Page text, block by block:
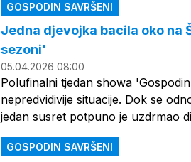
GOSPODIN SAVRŠENI
Jedna djevojka bacila oko na
sezoni'
05.04.2026 08:00
Polufinalni tjedan showa
nepredvidivije situacije. Dok se
jedan susret potpuno je uzdrmao
GOSPODIN SAVRŠENI